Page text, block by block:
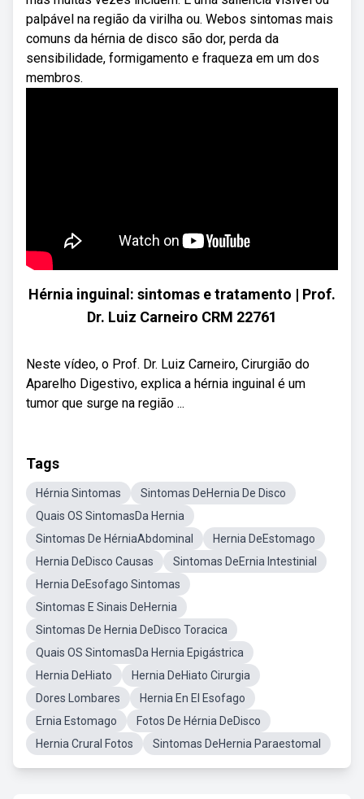
palpável na região da virilha ou. Webos sintomas mais
comuns da hérnia de disco são dor, perda da
sensibilidade, formigamento e fraqueza em um dos
membros.
Hérnia inguinal: sintomas e tratamento | Prof.
Dr. Luiz Carneiro CRM 22761
Neste vídeo, o Prof. Dr. Luiz Carneiro, Cirurgião do
Aparelho Digestivo, explica a hérnia inguinal é um
tumor que surge na região ...
Tags
Hérnia Sintomas
Sintomas DeHernia De Disco
Quais OS SintomasDa Hernia
Sintomas De HérniaAbdominal
Hernia DeEstomago
Hernia DeDisco Causas
Sintomas DeErnia Intestinial
Hernia DeEsofago Sintomas
Sintomas E Sinais DeHernia
Sintomas De Hernia DeDisco Toracica
Quais OS SintomasDa Hernia Epigástrica
Hernia DeHiato
Hernia DeHiato Cirurgia
Dores Lombares
Hernia En El Esofago
Ernia Estomago
Fotos De Hérnia DeDisco
Hernia Crural Fotos
Sintomas DeHernia Paraestomal